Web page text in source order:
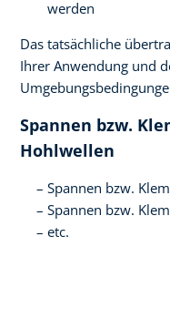
werden
Das tatsächliche
Ihrer Anwendung und
Spannen bzw.
Hohlwellen
Spannen bzw.
Spannen bzw.
etc.